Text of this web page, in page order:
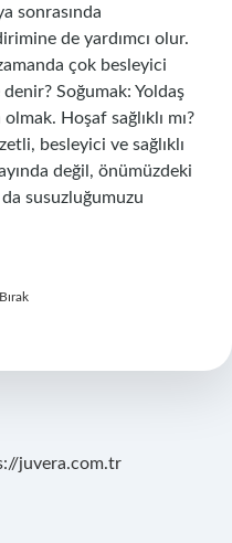
sonrasında
de yardımcı olur.
çok besleyici
Soğumak: Yoldaş
Hoşaf sağlıklı mı?
besleyici ve sağlıklı
değil, önümüzdeki
da susuzluğumuzu
juvera.com.tr